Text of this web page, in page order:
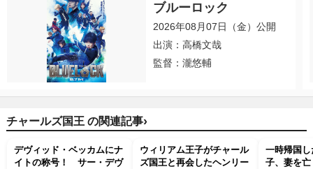
ブルーロック
2026年08月07日（金）公開
出演：高橋文哉
監督：瀧悠輔
チャールズ国王 の関連記事›
デヴィッド・ベッカムにナ
イトの称号！ サー・デヴ
ウィリアム王子がチャール
ズ国王と再会したヘンリー
一時帰国
子、妻を